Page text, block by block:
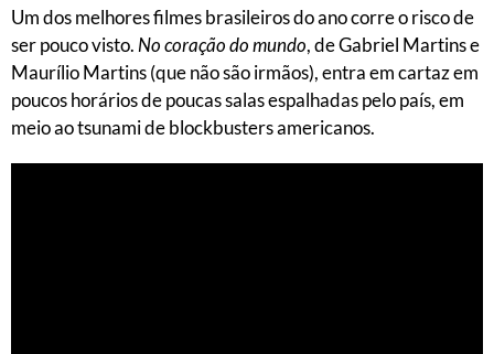
Um dos melhores filmes brasileiros do ano corre o risco de
ser pouco visto. No coração do mundo, de Gabriel Martins e
Maurílio Martins (que não são irmãos), entra em cartaz em
poucos horários de poucas salas espalhadas pelo país, em
meio ao tsunami de blockbusters americanos.